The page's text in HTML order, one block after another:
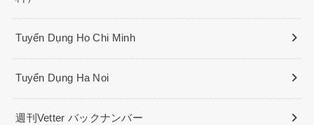
Tuyển Dụng Ho Chi Minh
Tuyển Dụng Ha Noi
週刊Vetter バックナンバー